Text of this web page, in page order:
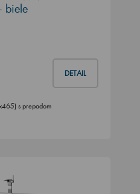
biele
DETAIL
s prepadom